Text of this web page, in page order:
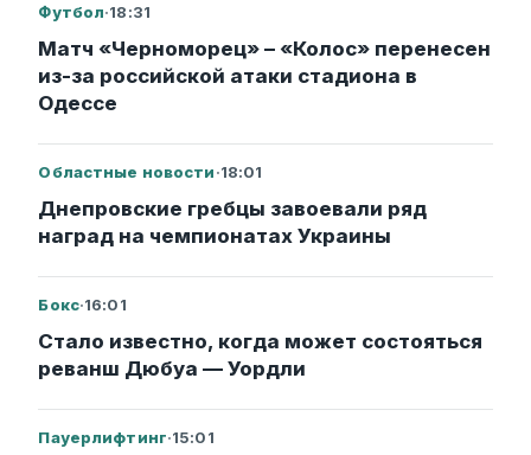
Футбол·18:31
Матч «Черноморец» – «Колос» перенесен
из-за российской атаки стадиона в
Одессе
Областные новости·18:01
Днепровские гребцы завоевали ряд
наград на чемпионатах Украины
Бокс·16:01
Стало известно, когда может состояться
реванш Дюбуа — Уордли
Пауерлифтинг·15:01